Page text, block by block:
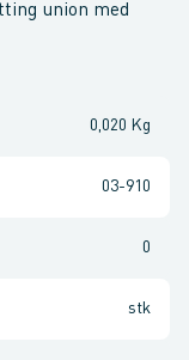
union med
0,020 Kg
03-910
0
stk